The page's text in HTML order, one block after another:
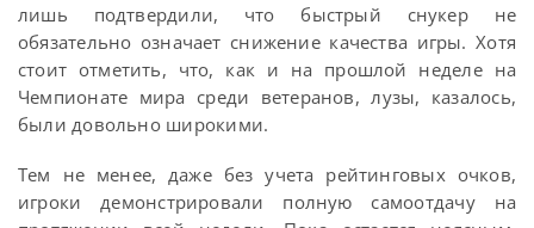
лишь подтвердили, что быстрый снукер не
обязательно означает снижение качества игры. Хотя
стоит отметить, что, как и на прошлой неделе на
Чемпионате мира среди ветеранов, лузы, казалось,
были довольно широкими.
Тем не менее, даже без учета рейтинговых очков,
игроки демонстрировали полную самоотдачу на